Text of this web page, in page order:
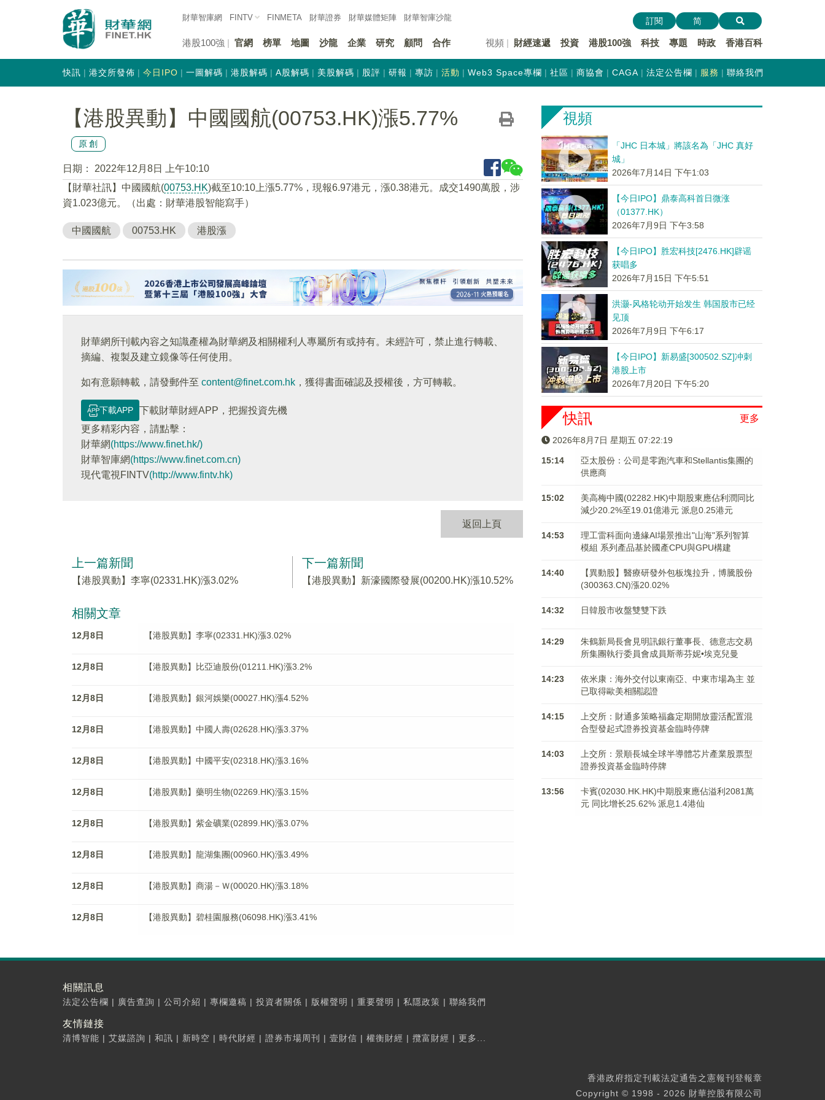
財華智庫網 FINTV FINMETA 財華證券 財華媒體矩陣 財華智庫沙龍
港股100強 官網 榜單 地圖 沙龍 企業 研究 顧問 合作 視頻 財經速遞 投資 港股100強 科技 專題 時政 香港百科
訂閱 简
快訊 港交所發佈 今日IPO 一圖解碼 港股解碼 A股解碼 美股解碼 股評 研報 專訪 活動 Web3 Space專欄 社區 商協會 CAGA 法定公告欄 服務 聯絡我們
【港股異動】中國國航(00753.HK)漲5.77%
原創
日期：
2022年12月8日 上午10:10
【財華社訊】中國國航(00753.HK)截至10:10上漲5.77%，現報6.97港元，漲0.38港元。成交1490萬股，涉
資1.023億元。（出處：財華港股智能寫手）
中國國航 00753.HK 港股漲
財華網所刊載內容之知識產權為財華網及相關權利人專屬所有或持有。未經許可，禁止進行轉載、
摘編、複製及建立鏡像等任何使用。
如有意願轉載，請發郵件至 content@finet.com.hk ，獲得書面確認及授權後，方可轉載。
下載APP
下載財華財經APP，把握投資先機
更多精彩内容，請點擊：
財華網(https://www.finet.hk/)
財華智庫網(https://www.finet.com.cn)
現代電視FINTV(http://www.fintv.hk)
返回上頁
上一篇新聞
【港股異動】李寧(02331.HK)漲3.02%
下一篇新聞
【港股異動】新濠國際發展(00200.HK)漲10.52%
相關文章
12月8日 【港股異動】李寧(02331.HK)漲3.02%
12月8日 【港股異動】比亞迪股份(01211.HK)漲3.2%
12月8日 【港股異動】銀河娛樂(00027.HK)漲4.52%
12月8日 【港股異動】中國人壽(02628.HK)漲3.37%
12月8日 【港股異動】中國平安(02318.HK)漲3.16%
12月8日 【港股異動】藥明生物(02269.HK)漲3.15%
12月8日 【港股異動】紫金礦業(02899.HK)漲3.07%
12月8日 【港股異動】龍湖集團(00960.HK)漲3.49%
12月8日 【港股異動】商湯－Ｗ(00020.HK)漲3.18%
12月8日 【港股異動】碧桂園服務(06098.HK)漲3.41%
視頻
「JHC 日本城」將該名為「JHC 真好
城」
2026年7月14日 下午1:03
【今日IPO】鼎泰高科首日微涨
（01377.HK）
2026年7月9日 下午3:58
【今日IPO】胜宏科技[2476.HK]辟谣
获唱多
2026年7月15日 下午5:51
洪灏-风格轮动开始发生 韩国股市已经
见顶
2026年7月9日 下午6:17
【今日IPO】新易盛[300502.SZ]冲刺
港股上市
2026年7月20日 下午5:20
更多
快訊
2026年8月7日 星期五 07:22:20
15:14
亞太股份：公司是零跑汽車和Stellantis集團的
供應商
15:02
美高梅中國(02282.HK)中期股東應佔利潤同比
減少20.2%至19.01億港元 派息0.25港元
14:53
理工雷科面向邊緣AI場景推出"山海"系列智算
模組 系列產品基於國產CPU與GPU構建
14:40
【異動股】醫療研發外包板塊拉升，博騰股份
(300363.CN)漲20.02%
14:32 日韓股市收盤雙雙下跌
14:29
朱鶴新局長會見明訊銀行董事長、德意志交易
所集團執行委員會成員斯蒂芬妮•埃克兒曼
14:23
依米康：海外交付以東南亞、中東市場為主 並
已取得歐美相關認證
14:15
上交所：財通多策略福鑫定期開放靈活配置混
合型發起式證券投資基金臨時停牌
14:03
上交所：景順長城全球半導體芯片產業股票型
證券投資基金臨時停牌
13:56
卡賓(02030.HK.HK)中期股東應佔溢利2081萬
元 同比增长25.62% 派息1.4港仙
相關訊息
法定公告欄 | 廣告查詢 | 公司介紹 | 專欄邀稿 | 投資者關係 | 版權聲明 | 重要聲明 | 私隱政策 | 聯絡我們
友情鏈接
清博智能 | 艾媒諮詢 | 和訊 | 新時空 | 時代財經 | 證券市場周刊 | 壹財信 | 權衡財經 | 攬富財經 | 更多...
香港政府指定刊載法定通告之憲報刊登報章
Copyright © 1998 - 2026 財華控股有限公司